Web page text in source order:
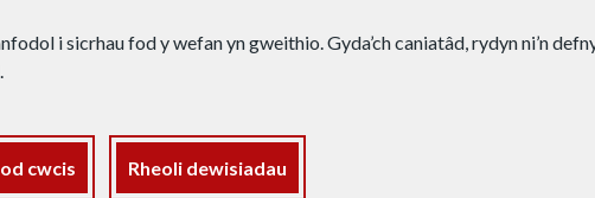
i sicrhau fod y wefan yn gweithio. Gyda’ch caniatâd, rydyn ni’n
cwcis Rheoli dewisiadau